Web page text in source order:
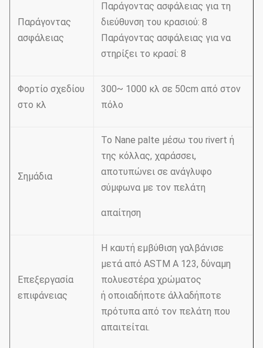
Παράγοντας
ασφάλειας
Παράγοντας ασφάλειας για τη
διεύθυνση του κρασιού: 8
Παράγοντας ασφάλειας για να
στηρίξει το κρασί: 8
Φορτίο σχεδίου
στο κλ
300~ 1000 κλ σε 50cm από στον
πόλο
Σημάδια
Το Nane palte μέσω του rivert ή
της κόλλας, χαράσσει,
αποτυπώνει σε ανάγλυφο
σύμφωνα με τον πελάτη
απαίτηση
Επεξεργασία
επιφάνειας
Η καυτή εμβύθιση γαλβάνισε
μετά από ASTM Α 123, δύναμη
πολυεστέρα χρώματος
ή οποιαδήποτε άλλαδήποτε
πρότυπα από τον πελάτη που
απαιτείται.